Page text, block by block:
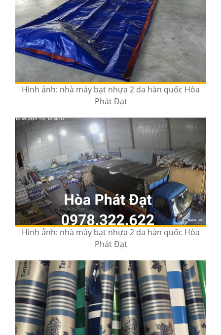
Hình ảnh: nhà máy bạt nhựa 2 da hàn quốc Hòa
Phát Đạt
Hình ảnh: nhà máy bạt nhựa 2 da hàn quốc Hòa
Phát Đạt